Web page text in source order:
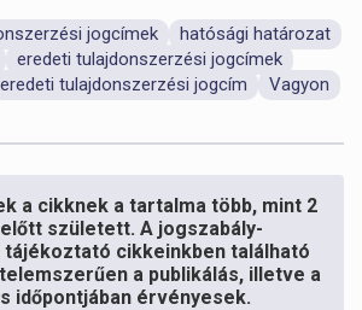
jogcímek
hatósági határozat
eredeti tulajdonszerzési jogcímek
eredeti tulajdonszerzési jogcím
Vagyon
a cikknek a tartalma több, mint 2
született. A jogszabály-
cikkeinkben található
a publikálás, illetve a
időpontjában érvényesek.